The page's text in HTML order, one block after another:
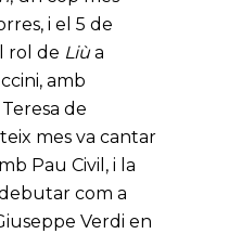
i el 5 de
rol de Liù a
amb
de
mes va cantar
Pau Civil, i la
com a
Verdi en